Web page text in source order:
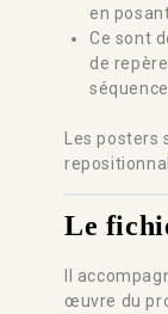
en
Ce sont
de
séquence.
Les
Le
Il
œuvre du